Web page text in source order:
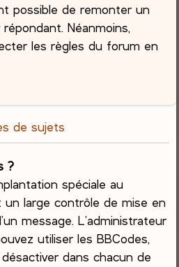
possible de remonter un
Néanmoins,
les règles du forum en
de sujets
?
spéciale au
un large contrôle de mise en
message. L’administrateur
utiliser les BBCodes,
dans chacun de